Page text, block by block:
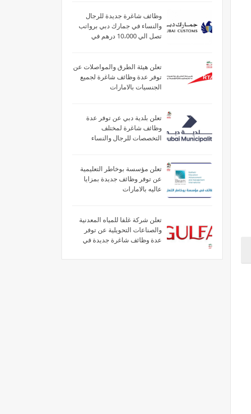
وظائف شاغرة جديدة للرجال
والنساء في جمارك دبي برواتب
تصل الي 10،000 درهم في
تعلن هيئة الطرق والمواصلات عن
توفر عدة وظائف شاغرة لجميع
الجنسيات بالامارات
تعلن بلدية دبي عن توفر عدة
وظائف شاغرة لمختلف
التخصصات للرجال والنساء
تعلن مؤسسة بوخاطر التعليمية
عن توفر وظائف جديدة بمزايا
عاليه بالامارات
تعلن شركة غلفا للمياه المعدنية
والصناعات التحويلية عن توفر
عدة وظائف شاغرة جديدة في
بعجمان